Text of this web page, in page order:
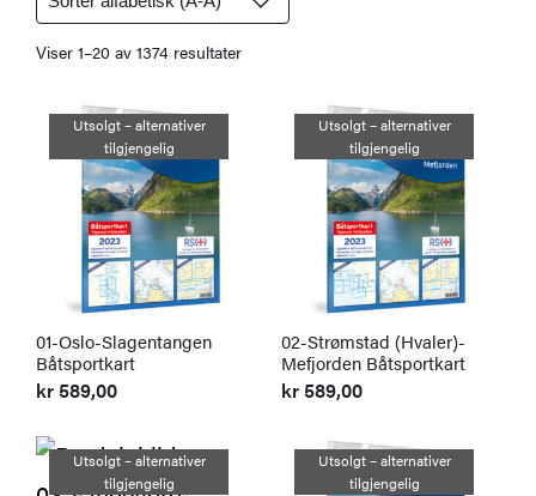
Viser 1–20 av 1374 resultater
Utsolgt – alternativer
tilgjengelig
01-Oslo-Slagentangen
Båtsportkart
kr 589,00
Utsolgt – alternativer
tilgjengelig
02-Strømstad (Hvaler)-
Mefjorden Båtsportkart
kr 589,00
Utsolgt – alternativer
tilgjengelig
Utsolgt – alternativer
tilgjengelig